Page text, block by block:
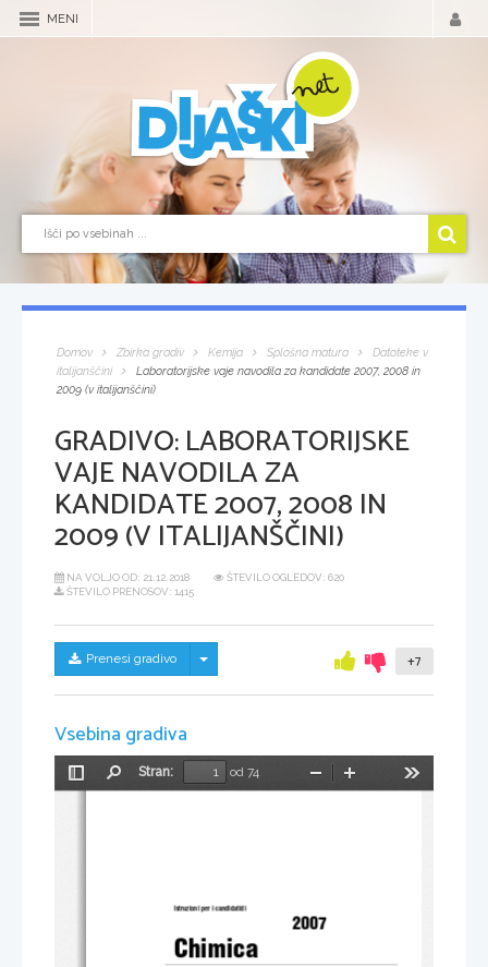
MENI
Domov Zbirka gradiv Kemija Splošna matura
Datoteke v
italijanščini
Laboratorijske vaje navodila za kandidate 2007, 2008 in
2009 (v italijanščini)
GRADIVO:LABORATORIJSKE
VAJE NAVODILA ZA
KANDIDATE 2007, 2008 IN
2009 (V ITALIJANŠČINI)
NA VOLJO OD: 21.12.2018
ŠTEVILO OGLEDOV: 620
ŠTEVILO PRENOSOV: 1415
Prenesi gradivo Skrij/prikaži meni +7
Vsebina gradiva
Preklopi
Stran:
od 74
Pomanjšaj
Istruzioni per i candidatidi
2007
Chimica